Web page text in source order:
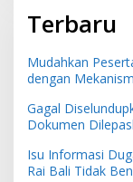
Terbaru
Mudahkan
dengan
Gagal
Dokumen
Isu Informasi
Rai Bali Tidak